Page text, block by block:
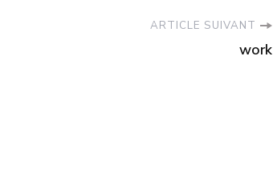
ARTICLE SUIVANT
work